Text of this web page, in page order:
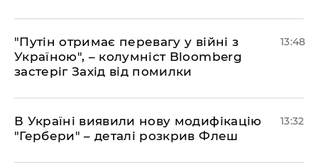
"Путін отримає перевагу у війні з
Україною", – колумніст Bloomberg
застеріг Захід від помилки
13:48
В Україні виявили нову модифікацію
"Гербери" – деталі розкрив Флеш
13:32